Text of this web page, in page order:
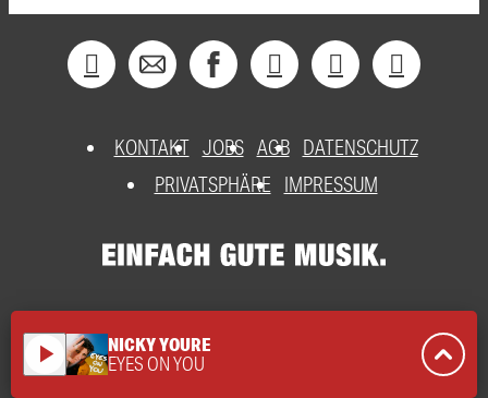
KONTAKT JOBS AGB DATENSCHUTZ
PRIVATSPHÄRE
IMPRESSUM
play_arrow NICKY YOURE
EYES ON YOU